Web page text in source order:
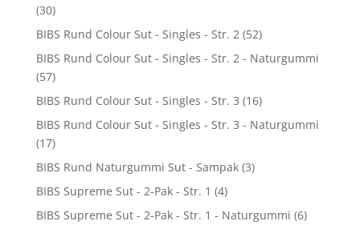
(30)
BIBS Rund Colour Sut - Singles - Str. 2 (52)
BIBS Rund Colour Sut - Singles - Str. 2 - Naturgummi
(57)
BIBS Rund Colour Sut - Singles - Str. 3 (16)
BIBS Rund Colour Sut - Singles - Str. 3 - Naturgummi
(17)
BIBS Rund Naturgummi Sut - Sampak (3)
BIBS Supreme Sut - 2-Pak - Str. 1 (4)
BIBS Supreme Sut - 2-Pak - Str. 1 - Naturgummi (6)